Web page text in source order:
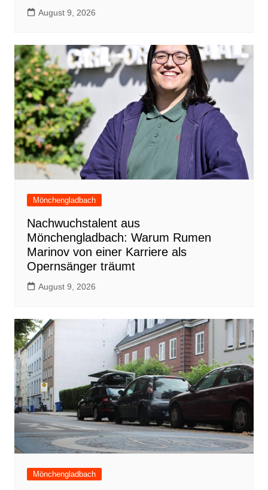
August 9, 2026
Mönchengladbach
Nachwuchstalent aus
Mönchengladbach: Warum Rumen
Marinov von einer Karriere als
Opernsänger träumt
August 9, 2026
Mönchengladbach